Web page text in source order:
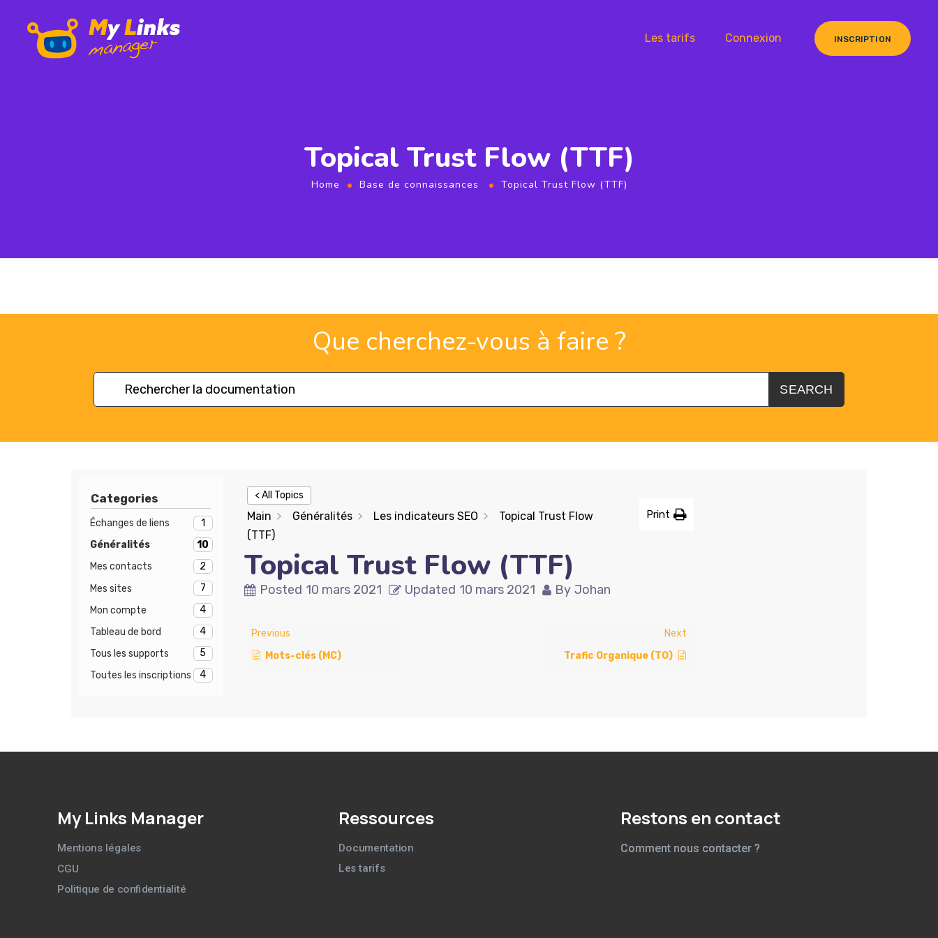
Les tarifs Connexion INSCRIPTION
Topical Trust Flow (TTF)
Home Base de connaissances Topical Trust Flow (TTF)
Que cherchez-vous à faire ?
SEARCH
Categories
Échanges de liens
1
Généralités
10
Mes contacts
2
Mes sites
7
Mon compte
4
Tableau de bord
4
Tous les supports
5
Toutes les inscriptions
4
< All Topics
Main Généralités Les indicateurs SEO
Topical Trust Flow
(TTF)
Print
Topical Trust Flow (TTF)
Posted 10 mars 2021 Updated 10 mars 2021 By Johan
Previous
Mots-clés (MC)
Next
Trafic Organique (TO)
My Links Manager
Mentions légales
CGU
Politique de confidentialité
Ressources
Documentation
Les tarifs
Restons en contact
Comment nous contacter ?